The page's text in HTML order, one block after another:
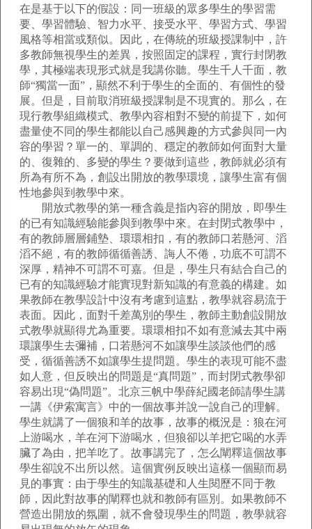
在是基于以下的假設：同一班級的眾多學生的學習需
要、學習體驗、智力水平、接受水平、學習方式、學習
風格等相當或類似。因此，在傳統的班級授課制中，許
多教師無視學生的差異，按照固定的課程，實行封閉教
學，其極端表現形式就是我講你聽。學生千人千面，教
師“獨當一面”，顯然不利于學生的全面的、有個性的發
展。但是，目前取消班級授課制是不現實的。那么，在
現行教學組織模式、教學內容相對不變的前提下，如何
盡量使不同的學生都能以自己感興趣的方式參與同一內
容的學習？單一的、單調的、穩定的教師如何面對大量
的、復雜的、多變的學生？要做到這些，教師就必須有
所為有所不為，創設出開放的教學環境，讓學生富有個
性地參與到教學中來。
開放式教學的第一種含義是指內容的開放，即學生
的已有知識經驗能參與到教學中來。在封閉式教學中，
有的教師層層鋪墊、環環相扣，有的教師口若懸河、滔
滔不絕，有的教師循循善誘、誨人不倦，功底不可謂不
深厚，精神不可謂不可嘉。但是，學生只有結合自己的
已有的知識經驗才能實現對新知識的有意義的構建。如
果教師在教學設計中沒有考慮到這點，教學就容易流于
表面。因此，面對千差萬別的學生，教師主動創設開放
式教學就顯得尤為重要。環環相扣不如有意減去其中兩
環讓學生去彌補，口若懸河不如讓學生談談他們的感
受，循循善誘不如讓學生提問題。學生的表現可能不盡
如人意，但反映出的問題是“真問題”，而封閉式教學卻
容易出現“偽問題”。北京三帆中學薛紀國老師請學生講
一講《伊索寓言》中的一個故事并說一說自己的理解。
學生就講了一個狼和羊的故事，故事的概況是：狼在河
上游喝水，羊在河下游喝水，但狼卻以羊把它喝的水弄
臟了為由，把羊吃了。故事講完了，怎么闡釋這個故事
學生卻說不出所以然。這個實例反映出這樣一個顯而易
見的事實：由于學生的知識基礎和人生閱歷不同于教
師，因此對故事的闡釋也就和教師有區別。如果教師不
營造出開放的氛圍，就不會發現學生的問題，教學就容